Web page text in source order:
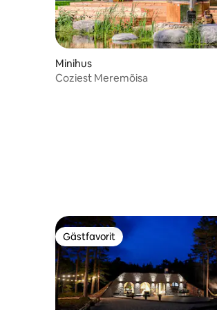
Minihus
Coziest Meremõisa
Gästfavorit
Gästfavorit